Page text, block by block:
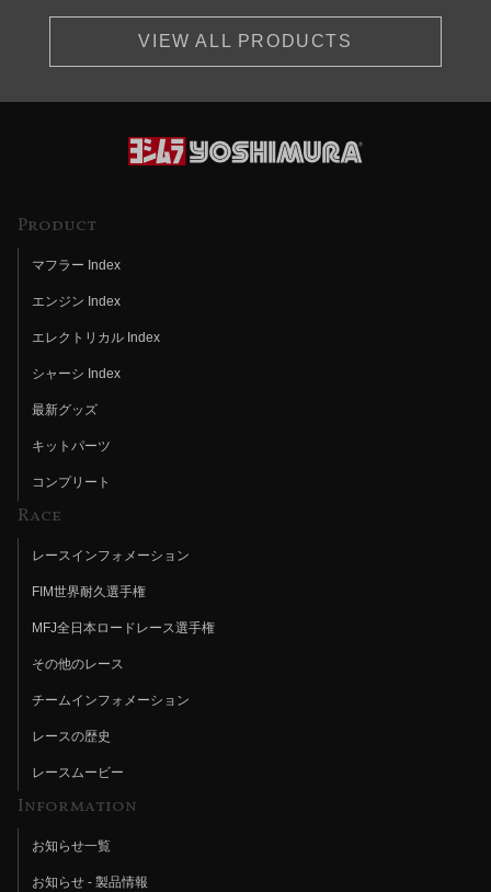
VIEW ALL PRODUCTS
Product
マフラー Index
エンジン Index
エレクトリカル Index
シャーシ Index
最新グッズ
キットパーツ
コンプリート
Race
レースインフォメーション
FIM世界耐久選手権
MFJ全日本ロードレース選手権
その他のレース
チームインフォメーション
レースの歴史
レースムービー
Information
お知らせ一覧
お知らせ - 製品情報